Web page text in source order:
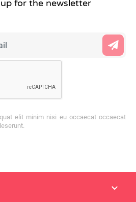
for the newsletter
elit minim nisi eu occaecat occaecat
